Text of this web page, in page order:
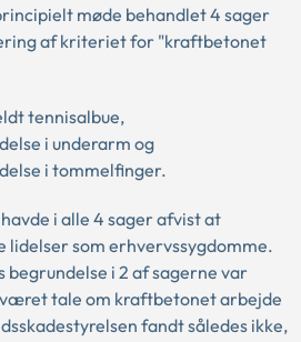
møde behandlet 4 sager
af kriteriet for "kraftbetonet
tennisalbue,
i underarm og
i tommelfinger.
i alle 4 sager afvist at
lidelser som erhvervssygdomme.
begrundelse i 2 af sagerne var
tale om kraftbetonet arbejde
fandt således ikke,